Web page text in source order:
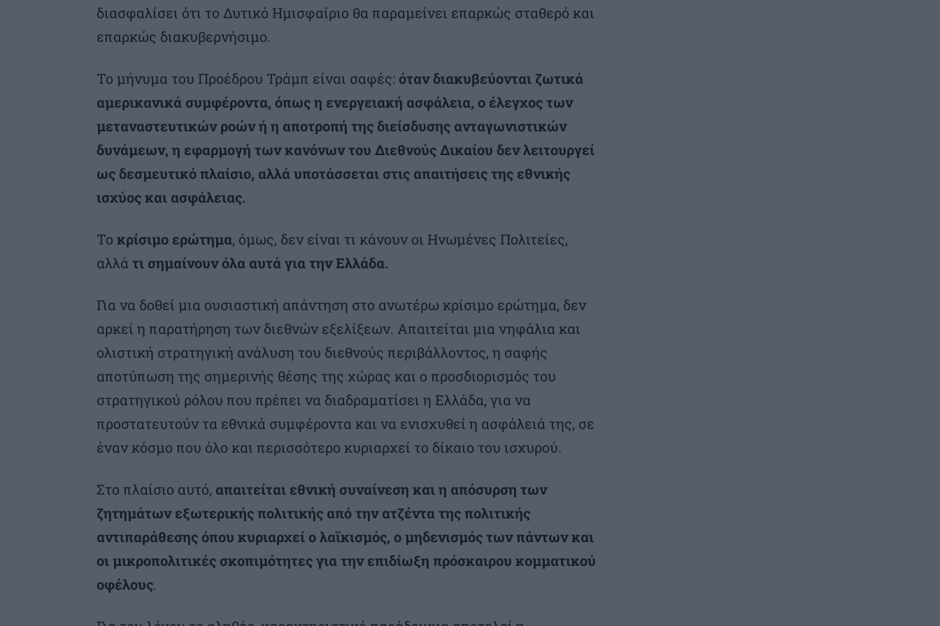
διασφαλίσει ότι το Δυτικό Ημισφαίριο θα παραμείνει επαρκώς σταθερό και
επαρκώς διακυβερνήσιμο.
Το μήνυμα του Προέδρου Τράμπ είναι σαφές: όταν διακυβεύονται ζωτικά
αμερικανικά συμφέροντα, όπως η ενεργειακή ασφάλεια, ο έλεγχος των
μεταναστευτικών ροών ή η αποτροπή της διείσδυσης ανταγωνιστικών
δυνάμεων, η εφαρμογή των κανόνων του Διεθνούς Δικαίου δεν λειτουργεί
ως δεσμευτικό πλαίσιο, αλλά υποτάσσεται στις απαιτήσεις της εθνικής
ισχύος και ασφάλειας.
Το κρίσιμο ερώτημα, όμως, δεν είναι τι κάνουν οι Ηνωμένες Πολιτείες,
αλλά τι σημαίνουν όλα αυτά για την Ελλάδα.
Για να δοθεί μια ουσιαστική απάντηση στο ανωτέρω κρίσιμο ερώτημα, δεν
αρκεί η παρατήρηση των διεθνών εξελίξεων. Απαιτείται μια νηφάλια και
ολιστική στρατηγική ανάλυση του διεθνούς περιβάλλοντος, η σαφής
αποτύπωση της σημερινής θέσης της χώρας και ο προσδιορισμός του
στρατηγικού ρόλου που πρέπει να διαδραματίσει η Ελλάδα, για να
προστατευτούν τα εθνικά συμφέροντα και να ενισχυθεί η ασφάλειά της, σε
έναν κόσμο που όλο και περισσότερο κυριαρχεί το δίκαιο του ισχυρού.
Στο πλαίσιο αυτό, απαιτείται εθνική συναίνεση και η απόσυρση των
ζητημάτων εξωτερικής πολιτικής από την ατζέντα της πολιτικής
αντιπαράθεσης όπου κυριαρχεί ο λαϊκισμός, ο μηδενισμός των πάντων και
οι μικροπολιτικές σκοπιμότητες για την επιδίωξη πρόσκαιρου κομματικού
οφέλους.